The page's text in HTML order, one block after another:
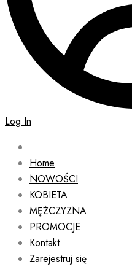
Log In
Home
NOWOŚCI
KOBIETA
MĘŻCZYZNA
PROMOCJE
Kontakt
Zarejestruj się